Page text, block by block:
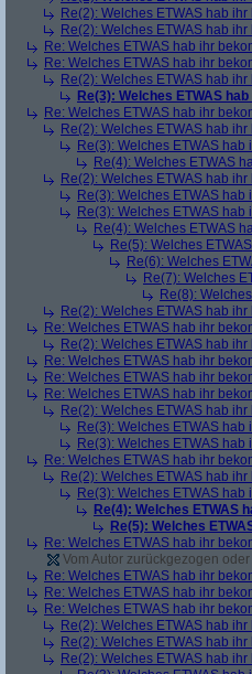
Re(2): Welches ETWAS hab ihr
Re(2): Welches ETWAS hab ihr
Re: Welches ETWAS hab ihr
Re: Welches ETWAS hab ihr
Re(2): Welches ETWAS hab ihr
Re(3): Welches ETWAS
Re: Welches ETWAS hab ihr
Re(2): Welches ETWAS hab ihr
Re(3): Welches ETWAS hab
Re(4): Welches ETWAS
Re(2): Welches ETWAS hab ihr
Re(3): Welches ETWAS hab
Re(3): Welches ETWAS hab
Re(4): Welches ETWAS
Re(5): Welches
Re(6): Welches
Re(7): Welches
Re(8):
Re(2): Welches ETWAS hab ihr
Re: Welches ETWAS hab ihr
Re(2): Welches ETWAS hab ihr
Re: Welches ETWAS hab ihr
Re: Welches ETWAS hab ihr
Re: Welches ETWAS hab ihr
Re(2): Welches ETWAS hab ihr
Re(3): Welches ETWAS hab
Re(3): Welches ETWAS hab
Re: Welches ETWAS hab ihr
Re(2): Welches ETWAS hab ihr
Re(3): Welches ETWAS hab
Re(4): Welches ETWAS
Re(5): Welches
Re: Welches ETWAS hab ihr
Vom Autor zurückgezogen
Re: Welches ETWAS hab ihr
Re: Welches ETWAS hab ihr
Re: Welches ETWAS hab ihr
Re(2): Welches ETWAS hab ihr
Re(2): Welches ETWAS hab ihr
Re(2): Welches ETWAS hab ihr